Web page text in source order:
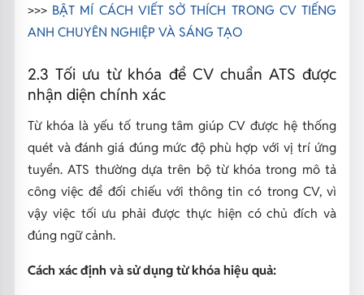
>>> BẬT MÍ CÁCH VIẾT SỞ THÍCH TRONG CV TIẾNG
ANH CHUYÊN NGHIỆP VÀ SÁNG TẠO
2.3 Tối ưu từ khóa để CV chuẩn ATS được
nhận diện chính xác
Từ khóa là yếu tố trung tâm giúp CV được hệ thống
quét và đánh giá đúng mức độ phù hợp với vị trí ứng
tuyển. ATS thường dựa trên bộ từ khóa trong mô tả
công việc để đối chiếu với thông tin có trong CV, vì
vậy việc tối ưu phải được thực hiện có chủ đích và
đúng ngữ cảnh.
Cách xác định và sử dụng từ khóa hiệu quả: